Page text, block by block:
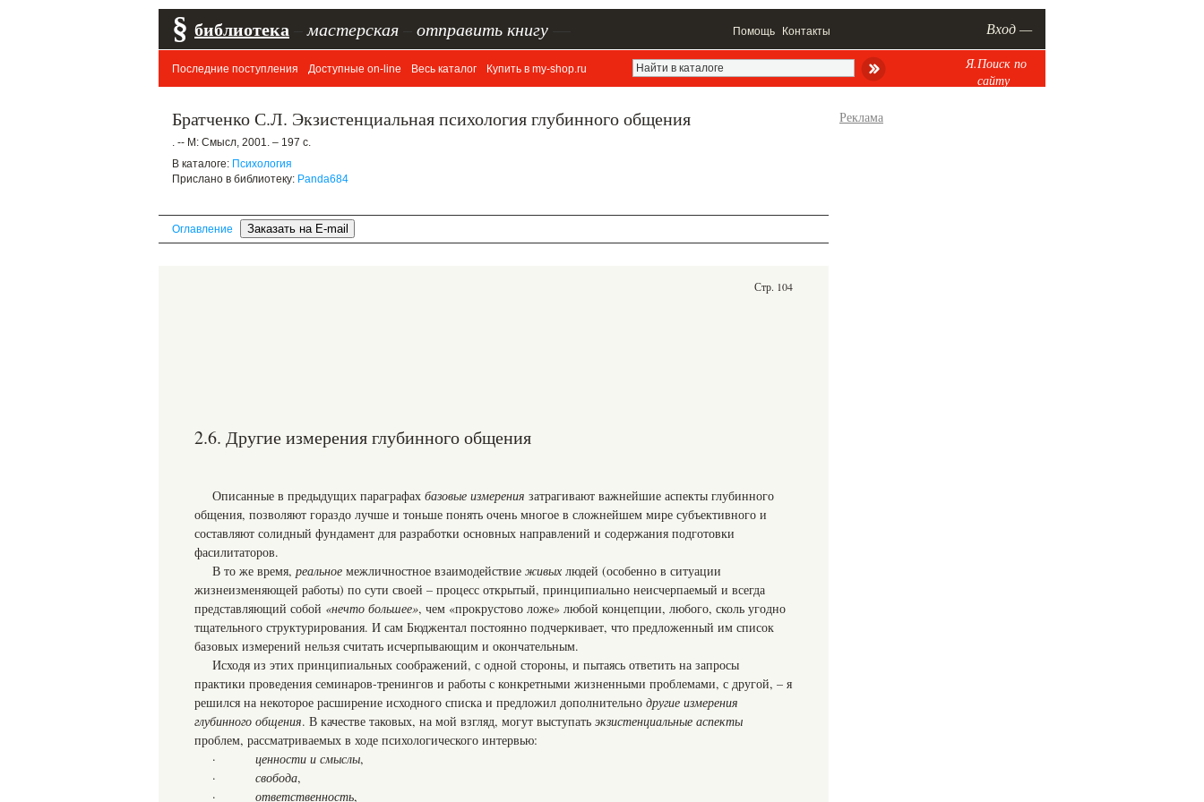
§ библиотека мастерская отправить книгу Помощь Контакты Вход —
Последние поступления Доступные on-line Весь каталог Купить в my-shop.ru
Я.Поиск по
сайту
Братченко С.Л. Экзистенциальная психология глубинного общения
. -- М: Смысл, 2001. – 197 с.
В каталоге: Психология
Прислано в библиотеку: Panda684
Оглавление
Стр. 104
2.6. Другие измерения глубинного общения
Описанные в предыдущих параграфах базовые измерения затрагивают важнейшие аспекты глубинного
общения, позволяют гораздо лучше и тоньше понять очень многое в сложнейшем мире субъективного и
составляют солидный фундамент для разработки основных направлений и содержания подготовки
фасилитаторов.
В то же время, реальное межличностное взаимодействие живых людей (особенно в ситуации
жизнеизменяющей работы) по сути своей – процесс открытый, принципиально неисчерпаемый и всегда
представляющий собой «нечто большее», чем «прокрустово ложе» любой концепции, любого, сколь угодно
тщательного структурирования. И сам Бюджентал постоянно подчеркивает, что предложенный им список
базовых измерений нельзя считать исчерпывающим и окончательным.
Исходя из этих принципиальных соображений, с одной стороны, и пытаясь ответить на запросы
практики проведения семинаров-тренингов и работы с конкретными жизненными проблемами, с другой, – я
решился на некоторое расширение исходного списка и предложил дополнительно другие измерения
глубинного общения. В качестве таковых, на мой взгляд, могут выступать экзистенциальные аспекты
проблем, рассматриваемых в ходе психологического интервью:
· ценности и смыслы,
· свобода,
· ответственность,
Реклама